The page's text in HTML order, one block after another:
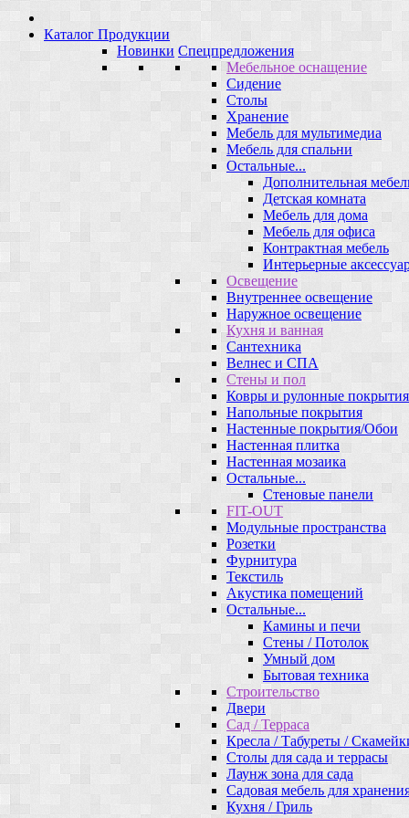
Каталог Продукции
Новинки Спецпредложения
Мебельное оснащение
Сидение
Столы
Хранение
Мебель для мультимедиа
Мебель для спальни
Остальные...
Дополнительная
Детская комната
Мебель для дома
Мебель для офиса
Контрактная мебель
Интерьерные
Освещение
Внутреннее освещение
Наружное освещение
Кухня и ванная
Сантехника
Велнес и СПА
Стены и пол
Ковры и рулонные покрытия
Напольные покрытия
Настенные покрытия/Обои
Настенная плитка
Настенная мозаика
Остальные...
Стеновые панели
FIT-OUT
Модульные пространства
Розетки
Фурнитура
Текстиль
Акустика помещений
Остальные...
Камины и печи
Стены / Потолок
Умный дом
Бытовая техника
Строительство
Двери
Сад / Терраса
Кресла / Табуреты /
Столы для сада и террасы
Лаунж зона для сада
Садовая мебель для
Кухня / Гриль